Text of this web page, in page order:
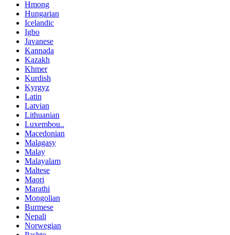
Hmong
Hungarian
Icelandic
Igbo
Javanese
Kannada
Kazakh
Khmer
Kurdish
Kyrgyz
Latin
Latvian
Lithuanian
Luxembou..
Macedonian
Malagasy
Malay
Malayalam
Maltese
Maori
Marathi
Mongolian
Burmese
Nepali
Norwegian